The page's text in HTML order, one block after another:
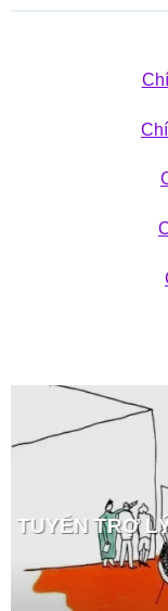
TUYỂN TRỢ